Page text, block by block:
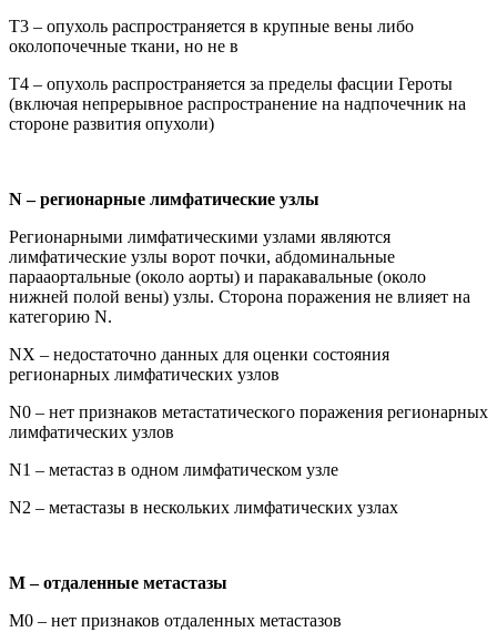
Т3 – опухоль распространяется в крупные вены либо
околопочечные ткани, но не в
Т4 – опухоль распространяется за пределы фасции Героты
(включая непрерывное распространение на надпочечник на
стороне развития опухоли)
N – регионарные лимфатические узлы
Регионарными лимфатическими узлами являются
лимфатические узлы ворот почки, абдоминальные
парааортальные (около аорты) и паракавальные (около
нижней полой вены) узлы. Сторона поражения не влияет на
категорию N.
NX – недостаточно данных для оценки состояния
регионарных лимфатических узлов
N0 – нет признаков метастатического поражения регионарных
лимфатических узлов
N1 – метастаз в одном лимфатическом узле
N2 – метастазы в нескольких лимфатических узлах
М – отдаленные метастазы
М0 – нет признаков отдаленных метастазов